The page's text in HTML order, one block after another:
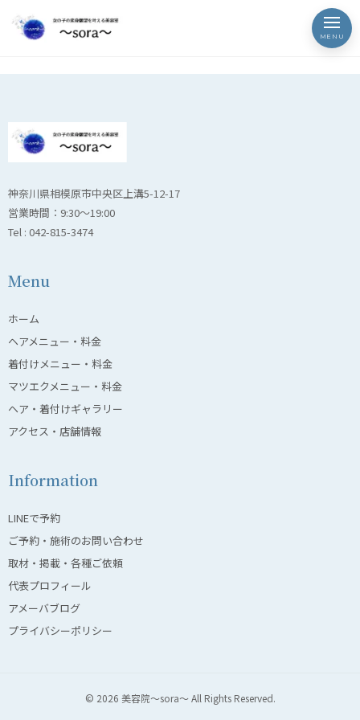
MENU
kimono19
神奈川県相模原市中央区上溝5-12-17
営業時間：9:30〜19:00
Tel : 042-815-3474
Menu
ホーム
ヘアメニュー・料金
着付けメニュー・料金
マツエクメニュー・料金
ヘア・着付けギャラリー
アクセス・店舗情報
Information
LINEで予約
ご予約・施術のお問い合わせ
取材・掲載・各種ご依頼
代表プロフィール
アメーバブログ
プライバシーポリシー
© 2026 美容院〜sora〜 All Rights Reserved.